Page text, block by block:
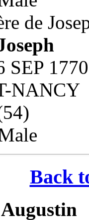
de
SEP
NANCY
Back